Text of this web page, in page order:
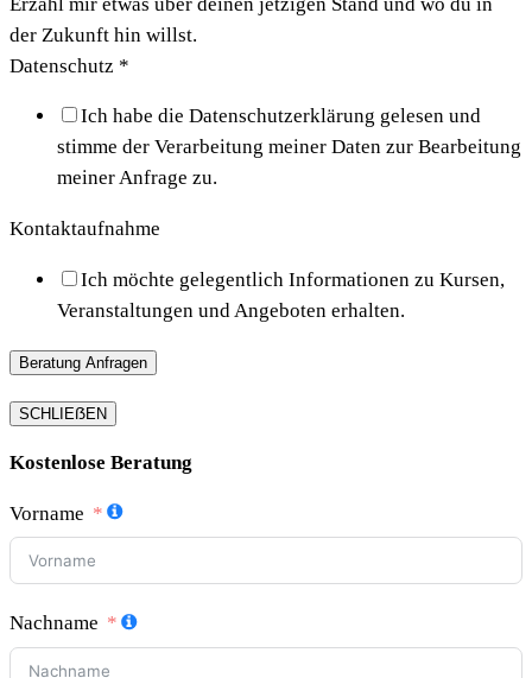
der Zukunft hin willst.
Datenschutz *
Ich habe die Datenschutzerklärung gelesen und
stimme der Verarbeitung meiner Daten zur Bearbeitung
meiner Anfrage zu.
Kontaktaufnahme
Ich möchte gelegentlich Informationen zu Kursen,
Veranstaltungen und Angeboten erhalten.
Beratung Anfragen
SCHLIEẞEN
Kostenlose Beratung
Vorname
Nachname